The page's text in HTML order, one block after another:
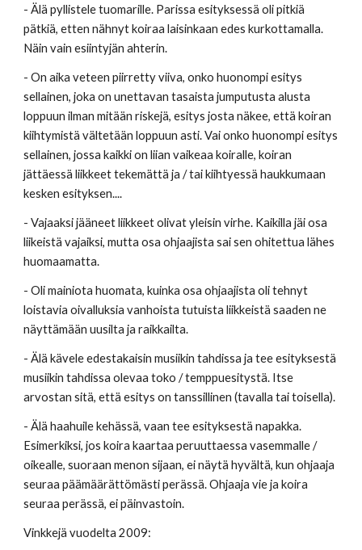
- Älä pyllistele tuomarille. Parissa esityksessä oli pitkiä
pätkiä, etten nähnyt koiraa laisinkaan edes kurkottamalla.
Näin vain esiintyjän ahterin.
- On aika veteen piirretty viiva, onko huonompi esitys
sellainen, joka on unettavan tasaista jumputusta alusta
loppuun ilman mitään riskejä, esitys josta näkee, että koiran
kiihtymistä vältetään loppuun asti. Vai onko huonompi esitys
sellainen, jossa kaikki on liian vaikeaa koiralle, koiran
jättäessä liikkeet tekemättä ja / tai kiihtyessä haukkumaan
kesken esityksen....
- Vajaaksi jääneet liikkeet olivat yleisin virhe. Kaikilla jäi osa
liikeistä vajaiksi, mutta osa ohjaajista sai sen ohitettua lähes
huomaamatta.
- Oli mainiota huomata, kuinka osa ohjaajista oli tehnyt
loistavia oivalluksia vanhoista tutuista liikkeistä saaden ne
näyttämään uusilta ja raikkailta.
- Älä kävele edestakaisin musiikin tahdissa ja tee esityksestä
musiikin tahdissa olevaa toko / temppuesitystä. Itse
arvostan sitä, että esitys on tanssillinen (tavalla tai toisella).
- Älä haahuile kehässä, vaan tee esityksestä napakka.
Esimerkiksi, jos koira kaartaa peruuttaessa vasemmalle /
oikealle, suoraan menon sijaan, ei näytä hyvältä, kun ohjaaja
seuraa päämäärättömästi perässä. Ohjaaja vie ja koira
seuraa perässä, ei päinvastoin.
Vinkkejä vuodelta 2009: